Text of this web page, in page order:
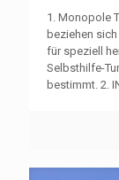
1. Monopole
beziehen
für speziell
Selbsthilfe-
bestimmt. 2.